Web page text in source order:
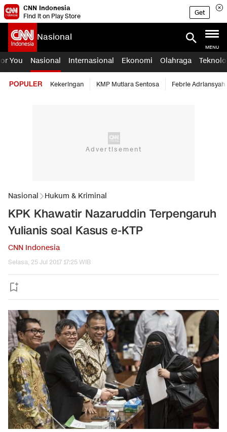
CNN Indonesia
Find it on Play Store
Get
Nasional
MENU
You Nasional Internasional Ekonomi Olahraga
POPULER Kekeringan KMP Mutiara Sentosa Febrie Adriansyah
Nasional Hukum & Kriminal
KPK Khawatir Nazaruddin Terpengaruh
Yulianis soal Kasus e-KTP
CNN Indonesia
Selasa, 25 Jul 2017 17:25 WIB